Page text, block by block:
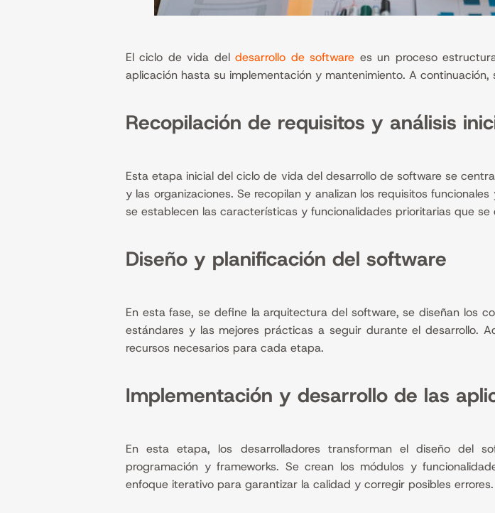
El ciclo de vida deldesarrollo de software es un proceso
aplicación hasta su implementación y mantenimiento. A continuación,
Recopilación de requisitos y análisis
Esta etapa inicial del ciclo de vida del desarrollo de software se
y las organizaciones. Se recopilan y analizan los requisitos
se establecen las características y funcionalidades prioritarias que se
Diseño y planificación del software
En esta fase, se define la arquitectura del software, se diseñan los
estándares y las mejores prácticas a seguir durante el desarrollo.
recursos necesarios para cada etapa.
Implementación y desarrollo de las
En esta etapa, los desarrolladores transforman el diseño del
programación y frameworks. Se crean los módulos y
enfoque iterativo para garantizar la calidad y corregir posibles errores.